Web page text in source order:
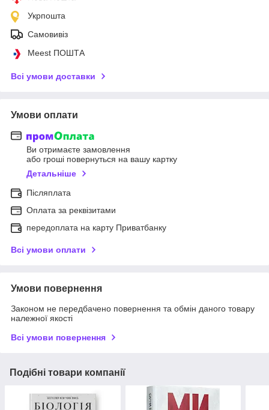
Укрпошта
Самовивіз
Meest ПОШТА
Всі умови доставки
Умови оплати
Ви отримаєте замовлення
або гроші повернуться на вашу картку
Детальніше
Післяплата
Оплата за реквізитами
передоплата на карту Приватбанку
Всі умови оплати
Умови повернення
Законом не передбачено повернення та обмін даного товару
належної якості
Всі умови повернення
Подібні товари компанії